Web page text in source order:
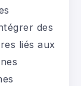
des
liés aux